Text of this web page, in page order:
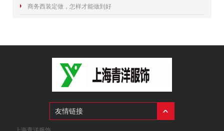
商务西装定做，怎样才能做到好
友情链接